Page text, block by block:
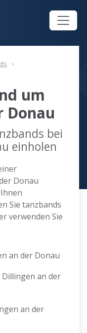
um
Donau
bei
einholen
Donau
Sie tanzbands
verwenden Sie
an der Donau
Dillingen an der
an der